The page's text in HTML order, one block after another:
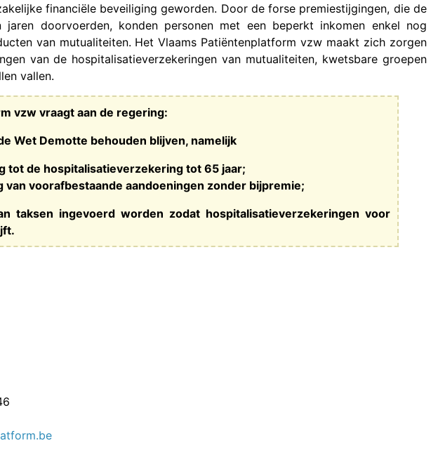
financiële beveiliging geworden. Door de forse premiestijgingen, die de
jaren doorvoerden, konden personen met een beperkt inkomen enkel nog
van mutualiteiten. Het Vlaams Patiëntenplatform vzw maakt zich zorgen
van de hospitalisatieverzekeringen van mutualiteiten, kwetsbare groepen
vallen.
vzw vraagt aan de regering:
Wet Demotte behouden blijven, namelijk
tot de hospitalisatieverzekering tot 65 jaar;
van voorafbestaande aandoeningen zonder bijpremie;
taksen ingevoerd worden zodat hospitalisatieverzekeringen voor